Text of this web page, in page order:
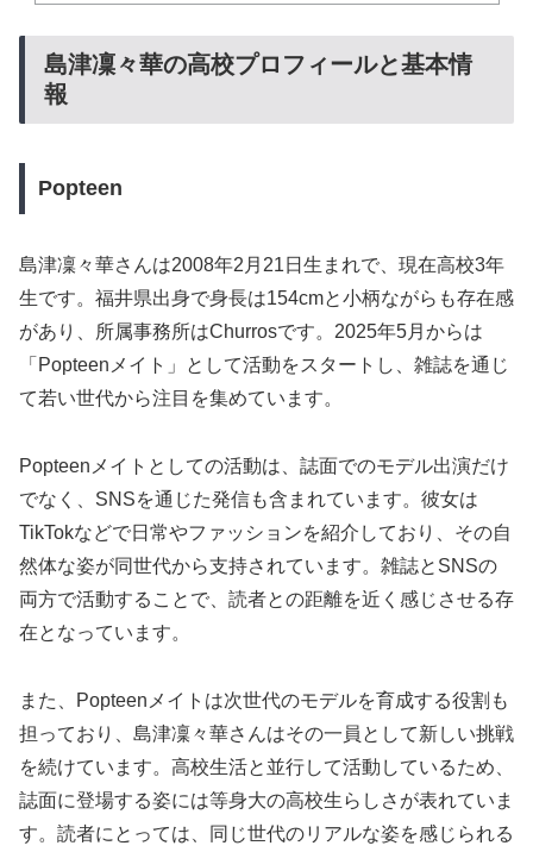
島津凜々華の高校プロフィールと基本情
報
Popteen
島津凜々華さんは2008年2月21日生まれで、現在高校3年
生です。福井県出身で身長は154cmと小柄ながらも存在感
があり、所属事務所はChurrosです。2025年5月からは
「Popteenメイト」として活動をスタートし、雑誌を通じ
て若い世代から注目を集めています。
Popteenメイトとしての活動は、誌面でのモデル出演だけ
でなく、SNSを通じた発信も含まれています。彼女は
TikTokなどで日常やファッションを紹介しており、その自
然体な姿が同世代から支持されています。雑誌とSNSの
両方で活動することで、読者との距離を近く感じさせる存
在となっています。
また、Popteenメイトは次世代のモデルを育成する役割も
担っており、島津凜々華さんはその一員として新しい挑戦
を続けています。高校生活と並行して活動しているため、
誌面に登場する姿には等身大の高校生らしさが表れていま
す。読者にとっては、同じ世代のリアルな姿を感じられる